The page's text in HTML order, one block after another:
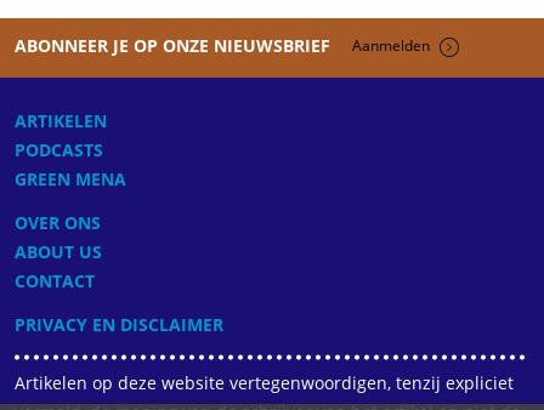
ABONNEER JE OP ONZE NIEUWSBRIEF Aanmelden
ARTIKELEN
PODCASTS
GREEN MENA
OVER ONS
ABOUT US
CONTACT
PRIVACY EN DISCLAIMER
Artikelen op deze website vertegenwoordigen, tenzij expliciet